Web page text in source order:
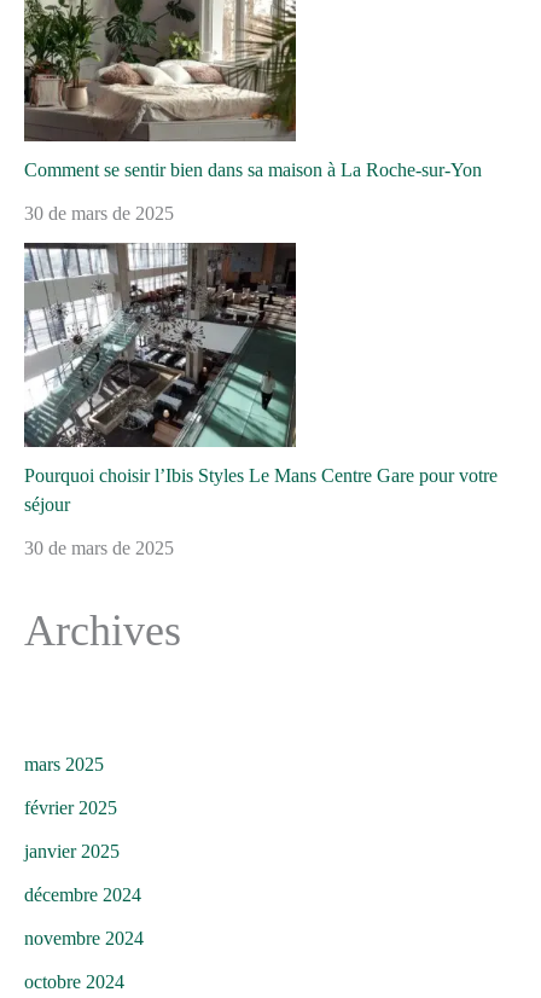
Comment se sentir bien dans sa maison à La Roche-sur-Yon
30 de mars de 2025
Pourquoi choisir l’Ibis Styles Le Mans Centre Gare pour votre
séjour
30 de mars de 2025
Archives
mars 2025
février 2025
janvier 2025
décembre 2024
novembre 2024
octobre 2024